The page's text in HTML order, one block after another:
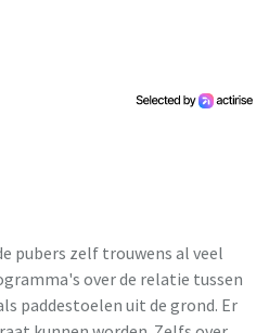
pubers zelf trouwens al veel
over de relatie tussen
paddestoelen uit de grond. Er